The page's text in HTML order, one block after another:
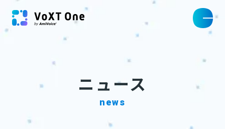
ニュース
news